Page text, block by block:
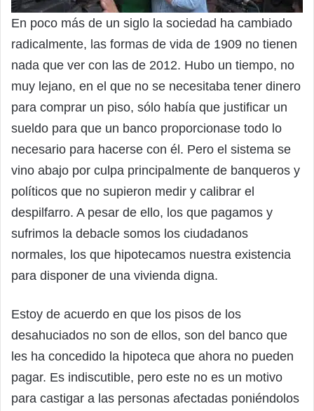
En poco más de un siglo la sociedad ha cambiado
radicalmente, las formas de vida de 1909 no tienen
nada que ver con las de 2012. Hubo un tiempo, no
muy lejano, en el que no se necesitaba tener dinero
para comprar un piso, sólo había que justificar un
sueldo para que un banco proporcionase todo lo
necesario para hacerse con él. Pero el sistema se
vino abajo por culpa principalmente de banqueros y
políticos que no supieron medir y calibrar el
despilfarro. A pesar de ello, los que pagamos y
sufrimos la debacle somos los ciudadanos
normales, los que hipotecamos nuestra existencia
para disponer de una vivienda digna.
Estoy de acuerdo en que los pisos de los
desahuciados no son de ellos, son del banco que
les ha concedido la hipoteca que ahora no pueden
pagar. Es indiscutible, pero este no es un motivo
para castigar a las personas afectadas poniéndolos